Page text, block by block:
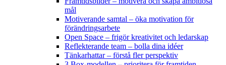
mål
Motiverande samtal – öka motivation för
förändringsarbete
Open Space – frigör kreativitet och ledarskap
Reflekterande team – bolla dina idéer
Tänkarhattar – förstå fler perspektiv